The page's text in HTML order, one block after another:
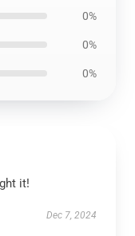
0%
0%
0%
it!
Dec 7, 2024